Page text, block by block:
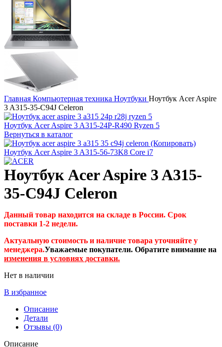
Главная Компьютерная техника Ноутбуки Ноутбук Acer Aspire
3 A315-35-C94J Celeron
Ноутбук Acer Aspire 3 A315-24P-R490 Ryzen 5
Вернуться в каталог
Ноутбук Acer Aspire 3 A315-56-73K8 Core i7
Ноутбук Acer Aspire 3 A315-
35-C94J Celeron
Данный товар находится на складе в России. Срок
поставки 1-2 недели.
Актуальную стоимость и наличие товара уточняйте у
менеджера.Уважаемые покупатели. Обратите внимание на
изменения в условиях доставки.
Нет в наличии
В избранное
Описание
Детали
Отзывы (0)
Описание